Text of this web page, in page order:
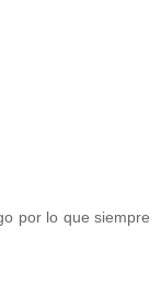
por lo que siempre